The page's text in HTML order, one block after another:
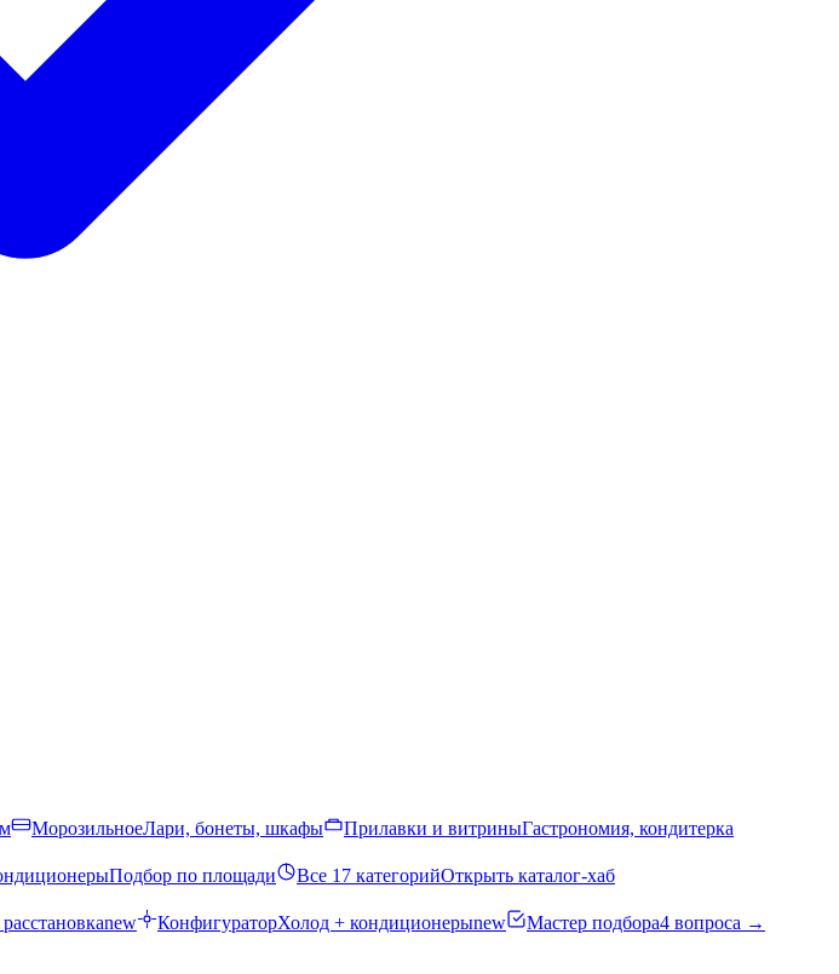
МорозильноеЛари, бонеты, шкафы Прилавки и витриныГастрономия, кондитерка
Подбор по площади Все 17 категорийОткрыть каталог-хаб
new КонфигураторХолод + кондиционерыnew Мастер подбора4 вопроса →